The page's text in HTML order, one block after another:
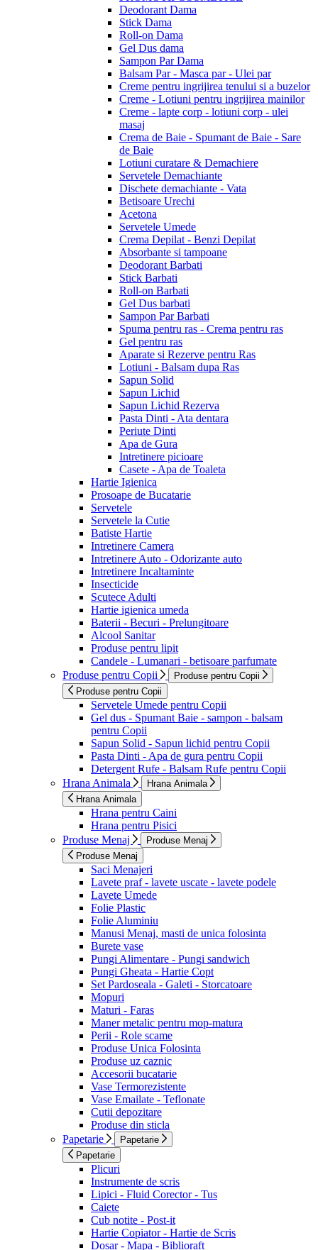
Deodorant Dama
Stick Dama
Roll-on Dama
Gel Dus dama
Sampon Par Dama
Balsam Par - Masca par - Ulei par
Creme pentru ingrijirea tenului si a buzelor
Creme - Lotiuni pentru ingrijirea mainilor
Creme - lapte corp - lotiuni corp - ulei
masaj
Crema de Baie - Spumant de Baie - Sare
de Baie
Lotiuni curatare & Demachiere
Servetele Demachiante
Dischete demachiante - Vata
Betisoare Urechi
Acetona
Servetele Umede
Crema Depilat - Benzi Depilat
Absorbante si tampoane
Deodorant Barbati
Stick Barbati
Roll-on Barbati
Gel Dus barbati
Sampon Par Barbati
Spuma pentru ras - Crema pentru ras
Gel pentru ras
Aparate si Rezerve pentru Ras
Lotiuni - Balsam dupa Ras
Sapun Solid
Sapun Lichid
Sapun Lichid Rezerva
Pasta Dinti - Ata dentara
Periute Dinti
Apa de Gura
Intretinere picioare
Casete - Apa de Toaleta
Hartie Igienica
Prosoape de Bucatarie
Servetele
Servetele la Cutie
Batiste Hartie
Intretinere Camera
Intretinere Auto - Odorizante auto
Intretinere Incaltaminte
Insecticide
Scutece Adulti
Hartie igienica umeda
Baterii - Becuri - Prelungitoare
Alcool Sanitar
Produse pentru lipit
Candele - Lumanari - betisoare parfumate
Produse pentru Copii
Produse pentru Copii
Produse pentru Copii
Servetele Umede pentru Copii
Gel dus - Spumant Baie - sampon - balsam
pentru Copii
Sapun Solid - Sapun lichid pentru Copii
Pasta Dinti - Apa de gura pentru Copii
Detergent Rufe - Balsam Rufe pentru Copii
Hrana Animala
Hrana Animala
Hrana Animala
Hrana pentru Caini
Hrana pentru Pisici
Produse Menaj
Produse Menaj
Produse Menaj
Saci Menajeri
Lavete praf - lavete uscate - lavete podele
Lavete Umede
Folie Plastic
Folie Aluminiu
Manusi Menaj, masti de unica folosinta
Burete vase
Pungi Alimentare - Pungi sandwich
Pungi Gheata - Hartie Copt
Set Pardoseala - Galeti - Storcatoare
Mopuri
Maturi - Faras
Maner metalic pentru mop-matura
Perii - Role scame
Produse Unica Folosinta
Produse uz caznic
Accesorii bucatarie
Vase Termorezistente
Vase Emailate - Teflonate
Cutii depozitare
Produse din sticla
Papetarie
Papetarie
Papetarie
Plicuri
Instrumente de scris
Lipici - Fluid Corector - Tus
Caiete
Cub notite - Post-it
Hartie Copiator - Hartie de Scris
Dosar - Mapa - Biblioraft